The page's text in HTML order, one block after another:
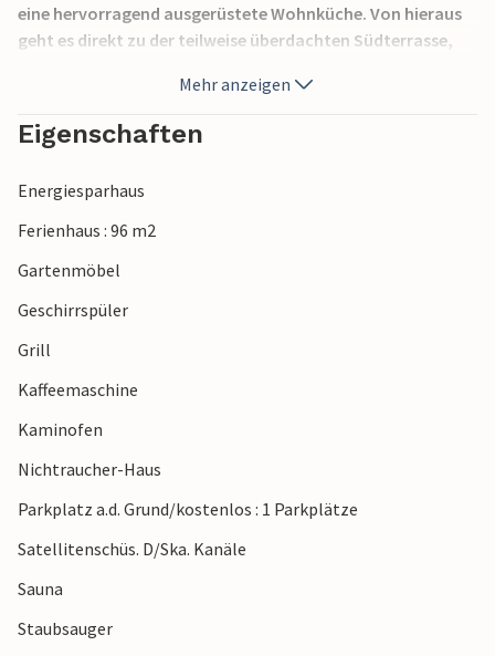
eine hervorragend ausgerüstete Wohnküche. Von hieraus
geht es direkt zu der teilweise überdachten Südterrasse,
Grillen genießen können. Das Haus liegt in der Nähe von
Bork Havn, wo Sie fast das ganze Jahr über frischen Fisch
kaufen können.
Mehr anzeigen
Eigenschaften
Energiesparhaus
Ferienhaus : 96 m2
Gartenmöbel
Geschirrspüler
Grill
Kaffeemaschine
Kaminofen
Nichtraucher-Haus
Parkplatz a.d. Grund/kostenlos : 1 Parkplätze
Satellitenschüs. D/Ska. Kanäle
Sauna
Staubsauger